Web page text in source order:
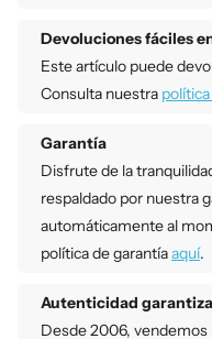
Devoluciones fáciles
Este artículo puede
Consulta nuestra
Garantía
Disfrute de la
respaldado por nuestra
automáticamente al
política de garantíaaquí.
Autenticidad
Desde 2006, vendemos